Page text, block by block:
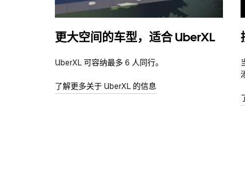
更大空间的车型，适合 UberXL
UberXL 可容纳最多 6 人同行。
了解更多关于 UberXL 的信息